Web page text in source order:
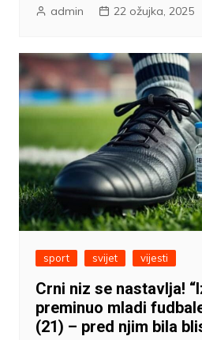
admin 22 ožujka, 2025
sport svijet vijesti
Crni niz se nastavlja!
preminuo mladi
(21) – pred njim bila